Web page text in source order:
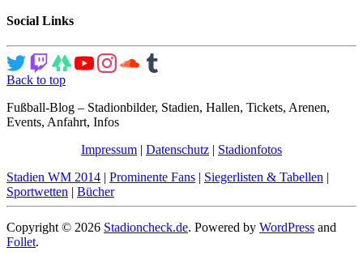
Social Links
Back to top
Fußball-Blog – Stadionbilder, Stadien, Hallen, Tickets, Arenen,
Events, Anfahrt, Infos
Impressum | Datenschutz | Stadionfotos
Stadien WM 2014 | Prominente Fans | Siegerlisten & Tabellen |
Sportwetten | Bücher
Copyright © 2026 Stadioncheck.de. Powered by WordPress and
Follet.